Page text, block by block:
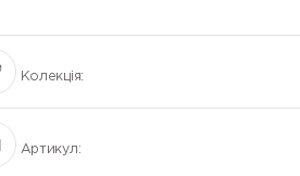
Колекція:
Артикул: